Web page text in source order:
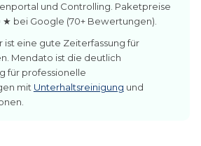
und Controlling. Paketpreise
★ bei Google (70+ Bewertungen).
eine gute Zeiterfassung für
Mendato ist die deutlich
für professionelle
mit Unterhaltsreinigung und